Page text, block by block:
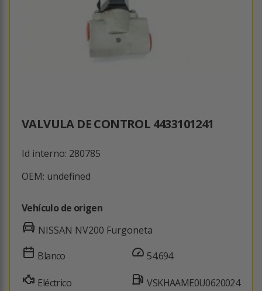
VALVULA DE CONTROL 4433101241
Id interno: 280785
OEM: undefined
Vehículo de origen
NISSAN NV200 Furgoneta
Blanco
Eléctrico
54.694
VSKHAAME0U0620024